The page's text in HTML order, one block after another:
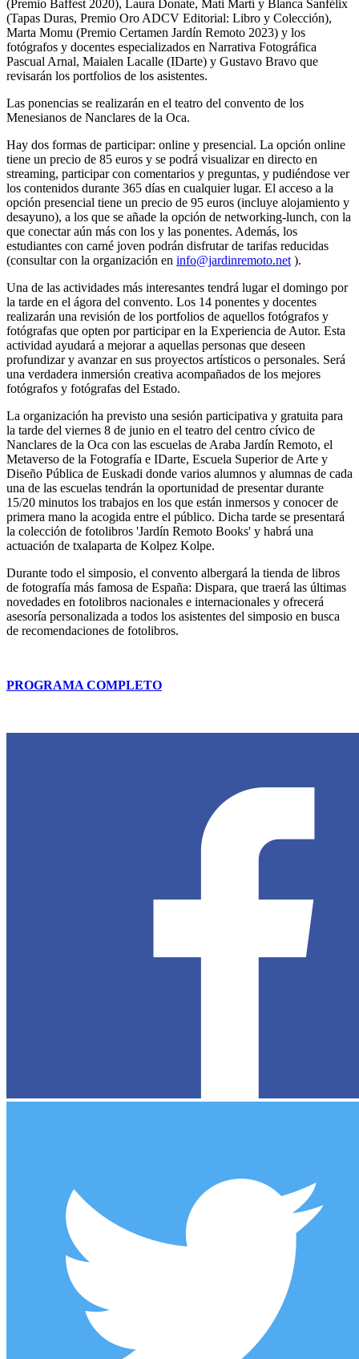
(Premio Baffest 2020), Laura Donate, Mati Martí y Blanca Sanfélix
(Tapas Duras, Premio Oro ADCV Editorial: Libro y Colección),
Marta Momu (Premio Certamen Jardín Remoto 2023) y los
fotógrafos y docentes especializados en Narrativa Fotográfica
Pascual Arnal, Maialen Lacalle (IDarte) y Gustavo Bravo que
revisarán los portfolios de los asistentes.
Las ponencias se realizarán en el teatro del convento de los
Menesianos de Nanclares de la Oca.
Hay dos formas de participar: online y presencial. La opción online
tiene un precio de 85 euros y se podrá visualizar en directo en
streaming, participar con comentarios y preguntas, y pudiéndose ver
los contenidos durante 365 días en cualquier lugar. El acceso a la
opción presencial tiene un precio de 95 euros (incluye alojamiento y
desayuno), a los que se añade la opción de networking-lunch, con la
que conectar aún más con los y las ponentes. Además, los
estudiantes con carné joven podrán disfrutar de tarifas reducidas
(consultar con la organización en info@jardinremoto.net ).
Una de las actividades más interesantes tendrá lugar el domingo por
la tarde en el ágora del convento. Los 14 ponentes y docentes
realizarán una revisión de los portfolios de aquellos fotógrafos y
fotógrafas que opten por participar en la Experiencia de Autor. Esta
actividad ayudará a mejorar a aquellas personas que deseen
profundizar y avanzar en sus proyectos artísticos o personales. Será
una verdadera inmersión creativa acompañados de los mejores
fotógrafos y fotógrafas del Estado.
La organización ha previsto una sesión participativa y gratuita para
la tarde del viernes 8 de junio en el teatro del centro cívico de
Nanclares de la Oca con las escuelas de Araba Jardín Remoto, el
Metaverso de la Fotografía e IDarte, Escuela Superior de Arte y
Diseño Pública de Euskadi donde varios alumnos y alumnas de cada
una de las escuelas tendrán la oportunidad de presentar durante
15/20 minutos los trabajos en los que están inmersos y conocer de
primera mano la acogida entre el público. Dicha tarde se presentará
la colección de fotolibros 'Jardín Remoto Books' y habrá una
actuación de txalaparta de Kolpez Kolpe.
Durante todo el simposio, el convento albergará la tienda de libros
de fotografía más famosa de España: Dispara, que traerá las últimas
novedades en fotolibros nacionales e internacionales y ofrecerá
asesoría personalizada a todos los asistentes del simposio en busca
de recomendaciones de fotolibros.
PROGRAMA COMPLETO